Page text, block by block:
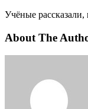
Учёные рассказали,
About The